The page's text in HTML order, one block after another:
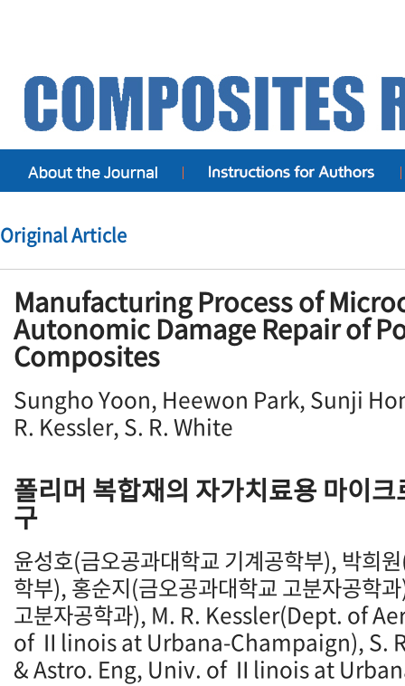
Original Article
Manufacturing Process of
Autonomic Damage Repair of
Composites
Sungho Yoon, Heewon Park, Sunji
R. Kessler, S. R. White
폴리머 복합재의 자가치료용 마이
구
윤성호(금오공과대학교 기계공학부), 박희
학부), 홍순지(금오공과대학교 고분자공학
고분자공학과), M. R. Kessler(Dept. of
of Ⅱlinois at Urbana-Champaign), S.
& Astro. Eng, Univ. of Ⅱlinois at